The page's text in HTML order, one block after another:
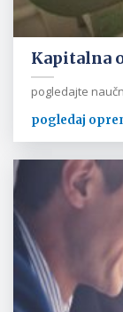
Kapitalna
pogledajte
pogledaj